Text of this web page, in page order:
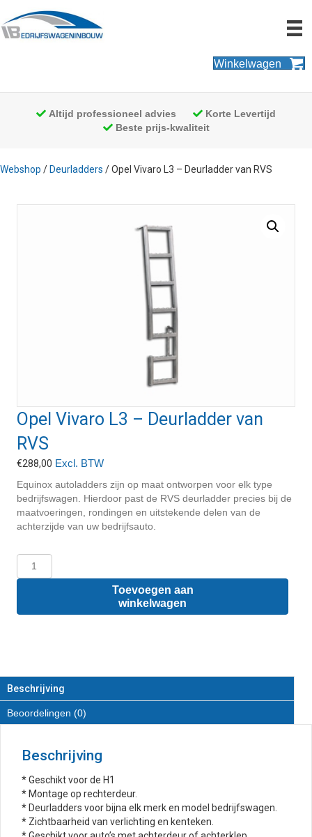
Winkelwagen
Altijd professioneel advies
Korte Levertijd
Beste prijs-kwaliteit
Webshop / Deurladders / Opel Vivaro L3 – Deurladder van RVS
Opel Vivaro L3 – Deurladder van
RVS
€288,00 Excl. BTW
Equinox autoladders zijn op maat ontworpen voor elk type
bedrijfswagen. Hierdoor past de RVS deurladder precies bij de
maatvoeringen, rondingen en uitstekende delen van de
achterzijde van uw bedrijfsauto.
Opel
Vivaro
Deurladder
Toevoegen aan
winkelwagen
Beschrijving
Beoordelingen (0)
Beschrijving
* Geschikt voor de H1
* Montage op rechterdeur.
* Deurladders voor bijna elk merk en model bedrijfswagen.
* Zichtbaarheid van verlichting en kenteken.